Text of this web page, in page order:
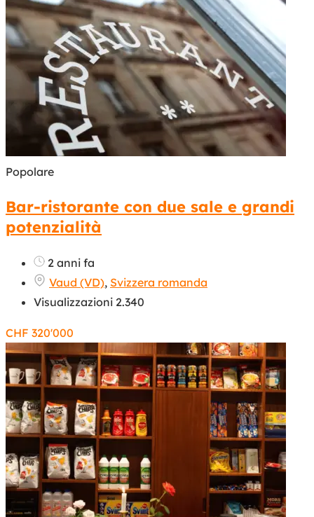
Popolare
Bar-ristorante con due sale e grandi
potenzialità
2 anni fa
Vaud (VD), Svizzera romanda
Visualizzazioni 2.340
CHF 320'000